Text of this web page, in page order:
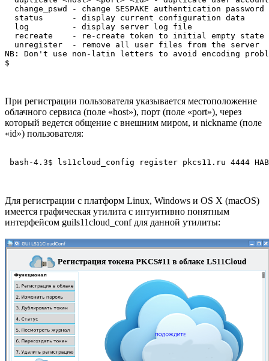
  change_pswd - change SESPAKE authentication password
  status      - display current configuration data
  log         - display server log file
  recreate    - re-create token to initial empty state
  unregister  - remove all user files from the server
NB: Don't use non-latin letters to avoid encoding
$
При регистрации пользователя указывается местоположение
облачного сервиса (поле «host»), порт (поле «port»), через
который ведется общение с внешним миром, и nickname (поле
«id») пользователя:
bash-4.3$ ls11cloud_config register pkcs11.ru 4444
Для регистрации c платформ Linux, Windows и OS X (macOS)
имеется графическая утилита с интуитивно понятным
интерфейсом guils11cloud_conf для данной утилиты: